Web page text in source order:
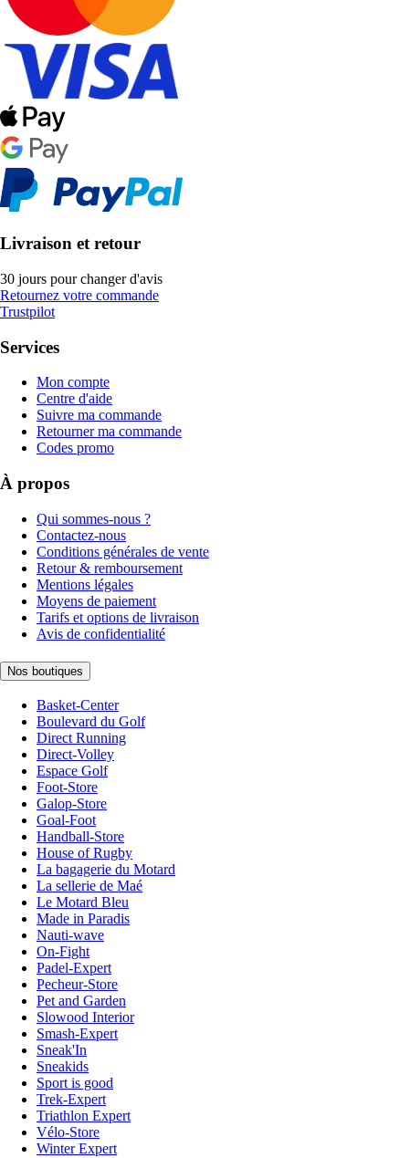
Livraison et retour
30 jours pour changer d'avis
Retournez votre commande
Trustpilot
Services
Mon compte
Centre d'aide
Suivre ma commande
Retourner ma commande
Codes promo
À propos
Qui sommes-nous ?
Contactez-nous
Conditions générales de vente
Retour & remboursement
Mentions légales
Moyens de paiement
Tarifs et options de livraison
Avis de confidentialité
Nos boutiques
Basket-Center
Boulevard du Golf
Direct Running
Direct-Volley
Espace Golf
Foot-Store
Galop-Store
Goal-Foot
Handball-Store
House of Rugby
La bagagerie du Motard
La sellerie de Maé
Le Motard Bleu
Made in Paradis
Nauti-wave
On-Fight
Padel-Expert
Pecheur-Store
Pet and Garden
Slowood Interior
Smash-Expert
Sneak'In
Sneakids
Sport is good
Trek-Expert
Triathlon Expert
Vélo-Store
Winter Expert